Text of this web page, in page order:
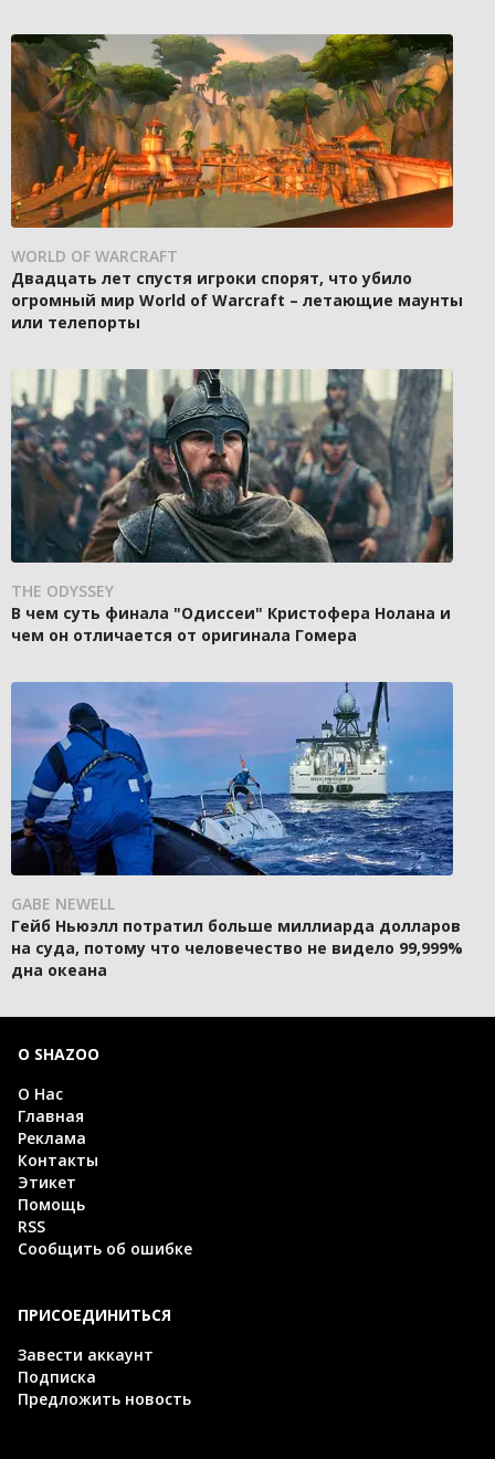
WORLD OF WARCRAFT
Двадцать лет спустя игроки спорят, что убило
огромный мир World of Warcraft – летающие маунты
или телепорты
THE ODYSSEY
В чем суть финала "Одиссеи" Кристофера Нолана и
чем он отличается от оригинала Гомера
GABE NEWELL
Гейб Ньюэлл потратил больше миллиарда долларов
на суда, потому что человечество не видело 99,999%
дна океана
О SHAZOO
О Нас
Главная
Реклама
Контакты
Этикет
Помощь
RSS
Сообщить об ошибке
ПРИСОЕДИНИТЬСЯ
Завести аккаунт
Подписка
Предложить новость